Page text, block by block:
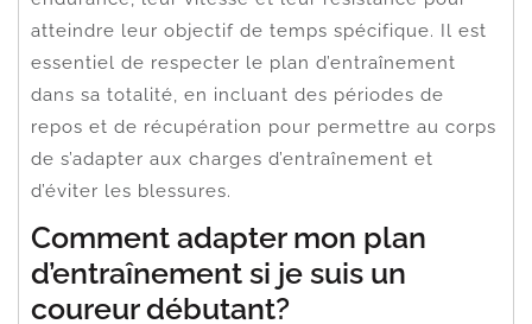
atteindre leur objectif de temps spécifique. Il est
essentiel de respecter le plan d’entraînement
dans sa totalité, en incluant des périodes de
repos et de récupération pour permettre au corps
de s’adapter aux charges d’entraînement et
d’éviter les blessures.
Comment adapter mon plan
d’entraînement si je suis un
coureur débutant?